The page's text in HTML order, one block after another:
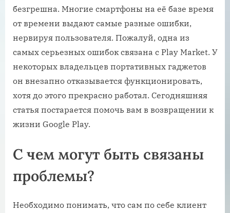
безгрешна. Многие смартфоны на её базе время
от времени выдают самые разные ошибки,
нервируя пользователя. Пожалуй, одна из
самых серьезных ошибок связана с Play Market. У
некоторых владельцев портативных гаджетов
он внезапно отказывается функционировать,
хотя до этого прекрасно работал. Сегодняшняя
статья постарается помочь вам в возвращении к
жизни Google Play.
С чем могут быть связаны
проблемы?
Необходимо понимать, что сам по себе клиент